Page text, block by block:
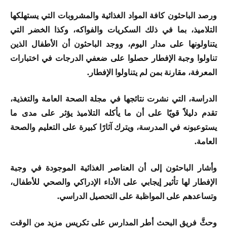
ورصد الباحثون كافة المواد الغذائية والمشروبات التي يستهلكها
التلاميذ، بما في ذلك السكريات والفواكه، وكذا الخضر التي
يتناولونها على مدار اليوم، ووجد الباحثون أن الأطفال الذين
تناولوا وجبة الإفطار حصلوا على ضعفي الدرجات في اختبارات
المعرفة، مقارنة بمن لم يتناولوا الإفطار.
الدراسة، التي نشرت نتائجها في مجلة الصحة العامة والتغذية،
تقدم دليلاً قويًا على أن ما يأكله التلاميذ يؤثر على مدى ما
يستوعبونه في المدرسة، ويترك آثارًا كبيرة على التعليم والصحة
العامة.
وأشار الباحثون إلى أن العناصر الغذائية الموجودة في وجبة
الإفطار لها تأثير إيجابي على الأداء الإدراكي والصحي للأطفال،
وتساعدهم على المواظبة على التحصيل الدراسي.
وحثَّ فريق البحث أطر المدارس على تكريس مزيد من الوقت